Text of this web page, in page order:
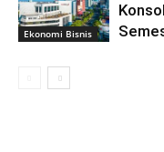
Ekonomi Bisnis